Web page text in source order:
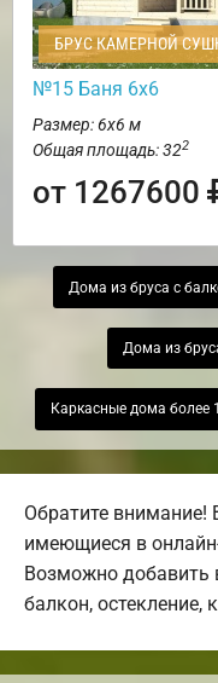
БРУС КАМЕРНОЙ
№15 Баня 6х6
Размер: 6х6 м
Общая площадь: 322
от 1267600
Дома из бруса с
Дома из
Каркасные дома более
Обратите внимание!
имеющиеся в
Возможно добавить
балкон, остекление,